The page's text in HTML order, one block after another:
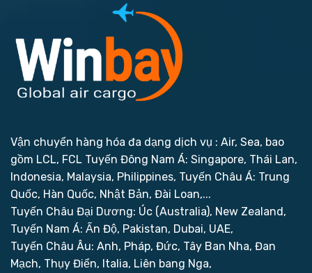
Vận chuyển hàng hóa đa dạng dịch vụ : Air, Sea, bao
gồm LCL, FCL Tuyến Đông Nam Á: Singapore, Thái Lan,
Indonesia, Malaysia, Philippines, Tuyến Châu Á: Trung
Quốc, Hàn Quốc, Nhật Bản, Đài Loan,...
Tuyến Châu Đại Dương: Úc (Australia), New Zealand,
Tuyến Nam Á: Ấn Độ, Pakistan, Dubai, UAE,
Tuyến Châu Âu: Anh, Pháp, Đức, Tây Ban Nha, Đan
Mạch, Thụy Điển, Italia, Liên bang Nga,